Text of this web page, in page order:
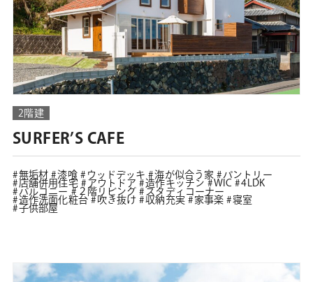
2階建
SURFER’S CAFE
無垢材 漆喰 ウッドデッキ 海が似合う家
パントリー
店舗併用住宅
アウトドア 造作キッチン WIC
4LDK
バルコニー
２階リビング
スタディコーナー
造作洗面化粧台
吹き抜け 収納充実 家事楽
寝室
子供部屋